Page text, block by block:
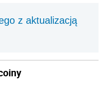
z aktualizacją